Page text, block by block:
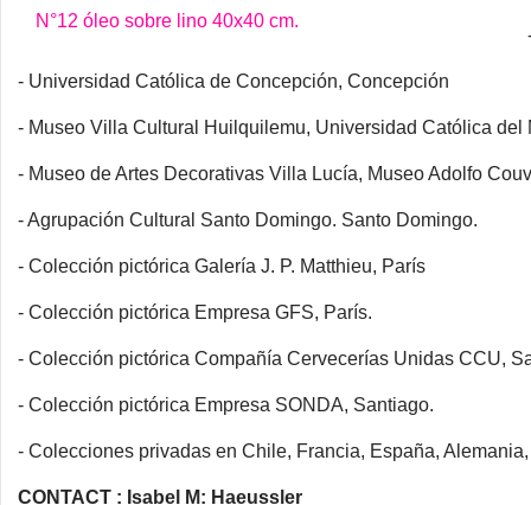
- Universidad Católica de Concepción, Concepción
- Museo Villa Cultural Huilquilemu, Universidad Católica del
- Museo de Artes Decorativas Villa Lucía, Museo Adolfo
- Agrupación Cultural Santo Domingo. Santo Domingo.
- Colección pictórica Galería J. P. Matthieu, París
- Colección pictórica Empresa GFS, París.
- Colección pictórica Compañía Cervecerías Unidas CCU,
- Colección pictórica Empresa SONDA, Santiago.
- Colecciones privadas en Chile, Francia, España,
CONTACT : Isabel M: Haeussler